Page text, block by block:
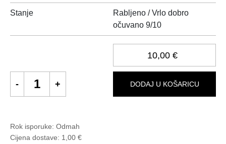
Stanje
Rabljeno / Vrlo dobro
očuvano 9/10
10,00 €
DODAJ U KOŠARICU
Rok isporuke: Odmah
Cijena dostave: 1,00 €